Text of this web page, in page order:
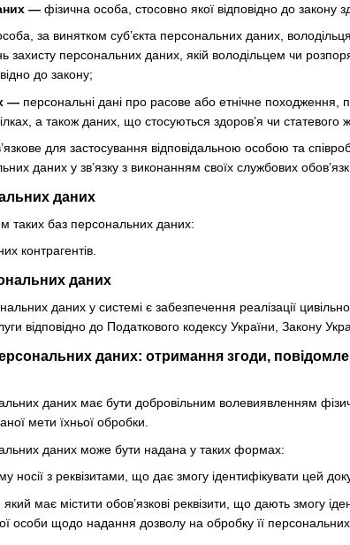
— фізична особа, стосовно якої відповідно до закону
за винятком суб’єкта персональних даних,
захисту персональних даних, якій володільцем чи
до закону;
— персональні дані про расове або етнічне походження,
а також даних, що стосуються здоров’я чи статевого
для застосування відповідальною особою та
даних у зв’язку з виконанням своїх службових
даних
таких баз персональних даних:
контрагентів.
даних
даних у системі є забезпечення реалізації
відповідно до Податкового кодексу України, Закону
даних: отримання згоди,
даних має бути добровільним волевиявленням
мети їхньої обробки.
даних може бути надана у таких формах:
носії з реквізитами, що дає змогу ідентифікувати цей
має містити обов’язкові реквізити, що дають змогу
особи щодо надання дозволу на обробку її